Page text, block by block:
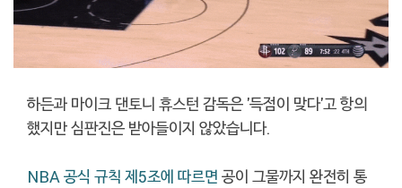
하든과 마이크 댄토니 휴스턴 감독은 '득점이 맞다'고 항의
했지만 심판진은 받아들이지 않았습니다.
NBA 공식 규칙 제5조에 따르면 공이 그물까지 완전히 통